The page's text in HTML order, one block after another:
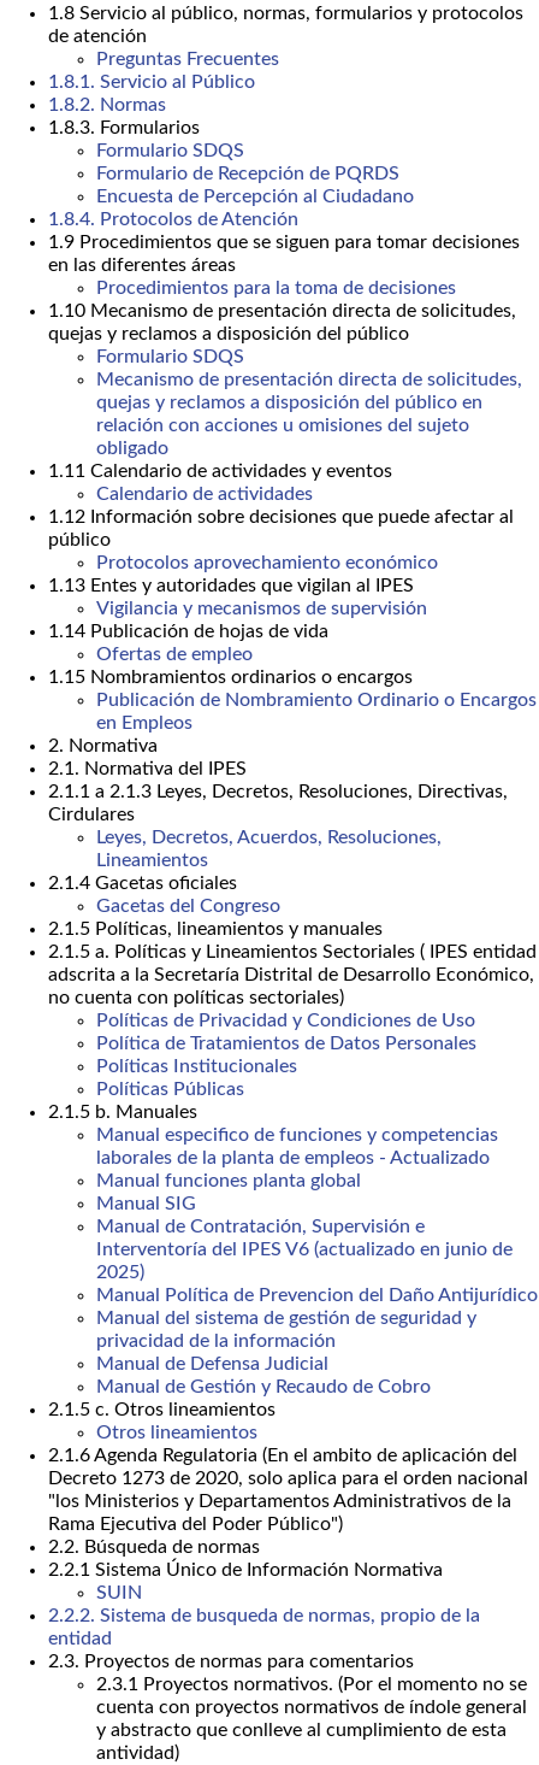
1.8 Servicio al público, normas, formularios y protocolos
de atención
Preguntas Frecuentes
1.8.1. Servicio al Público
1.8.2. Normas
1.8.3. Formularios
Formulario SDQS
Formulario de Recepción de PQRDS
Encuesta de Percepción al Ciudadano
1.8.4. Protocolos de Atención
1.9 Procedimientos que se siguen para tomar decisiones
en las diferentes áreas
Procedimientos para la toma de decisiones
1.10 Mecanismo de presentación directa de solicitudes,
quejas y reclamos a disposición del público
Formulario SDQS
Mecanismo de presentación directa de solicitudes,
quejas y reclamos a disposición del público en
relación con acciones u omisiones del sujeto
obligado
1.11 Calendario de actividades y eventos
Calendario de actividades
1.12 Información sobre decisiones que puede afectar al
público
Protocolos aprovechamiento económico
1.13 Entes y autoridades que vigilan al IPES
Vigilancia y mecanismos de supervisión
1.14 Publicación de hojas de vida
Ofertas de empleo
1.15 Nombramientos ordinarios o encargos
Publicación de Nombramiento Ordinario o Encargos
en Empleos
2. Normativa
2.1. Normativa del IPES
2.1.1 a 2.1.3 Leyes, Decretos, Resoluciones, Directivas,
Cirdulares
Leyes, Decretos, Acuerdos, Resoluciones,
Lineamientos
2.1.4 Gacetas oficiales
Gacetas del Congreso
2.1.5 Políticas, lineamientos y manuales
2.1.5 a. Políticas y Lineamientos Sectoriales ( IPES entidad
adscrita a la Secretaría Distrital de Desarrollo Económico,
no cuenta con políticas sectoriales)
Políticas de Privacidad y Condiciones de Uso
Política de Tratamientos de Datos Personales
Políticas Institucionales
Políticas Públicas
2.1.5 b. Manuales
Manual especifico de funciones y competencias
laborales de la planta de empleos - Actualizado
Manual funciones planta global
Manual SIG
Manual de Contratación, Supervisión e
Interventoría del IPES V6 (actualizado en junio de
2025)
Manual Política de Prevencion del Daño Antijurídico
Manual del sistema de gestión de seguridad y
privacidad de la información
Manual de Defensa Judicial
Manual de Gestión y Recaudo de Cobro
2.1.5 c. Otros lineamientos
Otros lineamientos
2.1.6 Agenda Regulatoria (En el ambito de aplicación del
Decreto 1273 de 2020, solo aplica para el orden nacional
"los Ministerios y Departamentos Administrativos de la
Rama Ejecutiva del Poder Público")
2.2. Búsqueda de normas
2.2.1 Sistema Único de Información Normativa
SUIN
2.2.2. Sistema de busqueda de normas, propio de la
entidad
2.3. Proyectos de normas para comentarios
2.3.1 Proyectos normativos. (Por el momento no se
cuenta con proyectos normativos de índole general
y abstracto que conlleve al cumplimiento de esta
antividad)